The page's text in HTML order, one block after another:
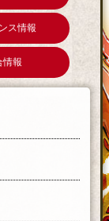
ス情報
情報